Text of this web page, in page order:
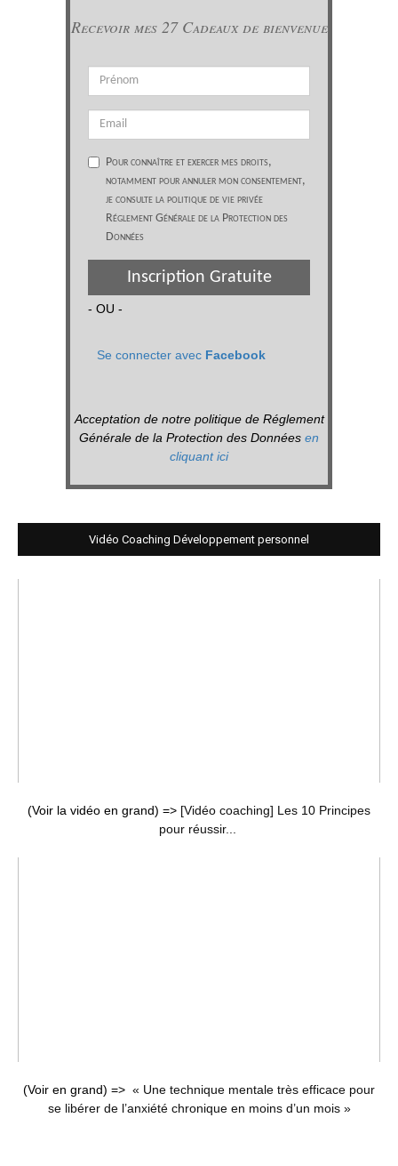
Recevoir mes 27 Cadeaux de bienvenue
Pour connaître et exercer mes droits,
notamment pour annuler mon consentement,
je consulte la politique de vie privée
Réglement Générale de la Protection des
Données
Inscription Gratuite
- OU -
Se connecter avec Facebook
Acceptation de notre politique de Réglement
Générale de la Protection des Données en
cliquant ici
Vidéo Coaching Développement personnel
(Voir la vidéo en grand) => [Vidéo coaching] Les 10 Principes
pour réussir...
(Voir en grand) => « Une technique mentale très efficace pour
se libérer de l’anxiété chronique en moins d’un mois »